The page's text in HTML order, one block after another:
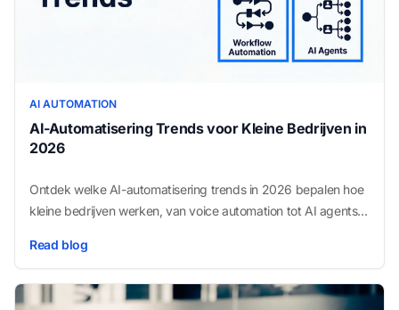
AI AUTOMATION
AI-Automatisering Trends voor Kleine Bedrijven in
2026
Ontdek welke AI-automatisering trends in 2026 bepalen hoe
kleine bedrijven werken, van voice automation tot AI agents,
Read blog